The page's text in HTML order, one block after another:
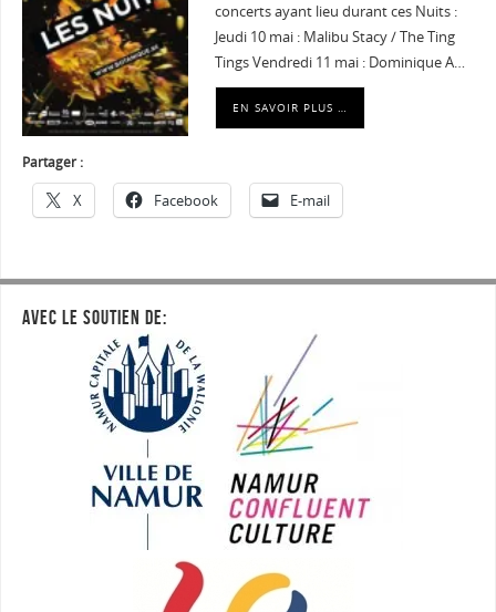
concerts ayant lieu durant ces Nuits :
Jeudi 10 mai : Malibu Stacy / The Ting
Tings Vendredi 11 mai : Dominique A…
EN SAVOIR PLUS …
Partager :
X Facebook E-mail
AVEC LE SOUTIEN DE: